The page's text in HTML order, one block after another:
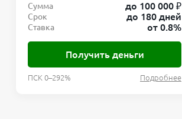
Сумма до 100 000 ₽
Срок до 180 дней
Ставка от 0.8%
Получить деньги
ПСК 0–292% Подробнее